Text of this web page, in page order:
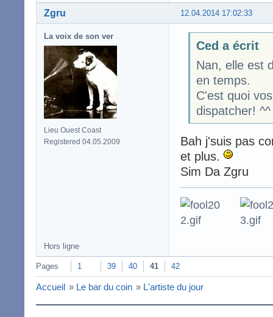
12.04.2014 17:02:33
Zgru
La voix de son ver
Lieu Ouest Coast
Registered 04.05.2009
Ced a écrit
Nan, elle est
en temps.
C'est quoi
dispatcher! ^^
Bah j'suis pas
et plus.
Sim Da Zgru
Hors ligne
Pages 1 39 40 41 42
Accueil » Le bar du coin » L'artiste du jour